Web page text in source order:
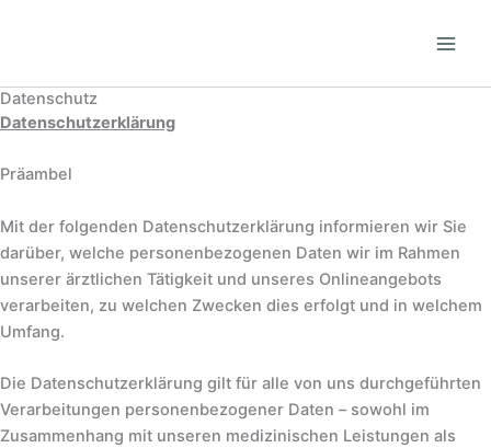
Datenschutz
Datenschutzerklärung
Präambel
Mit der folgenden Datenschutzerklärung informieren wir Sie
darüber, welche personenbezogenen Daten wir im Rahmen
unserer ärztlichen Tätigkeit und unseres Onlineangebots
verarbeiten, zu welchen Zwecken dies erfolgt und in welchem
Umfang.
Die Datenschutzerklärung gilt für alle von uns durchgeführten
Verarbeitungen personenbezogener Daten – sowohl im
Zusammenhang mit unseren medizinischen Leistungen als